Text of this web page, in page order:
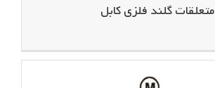
متعلقات گلند فلزی کابل